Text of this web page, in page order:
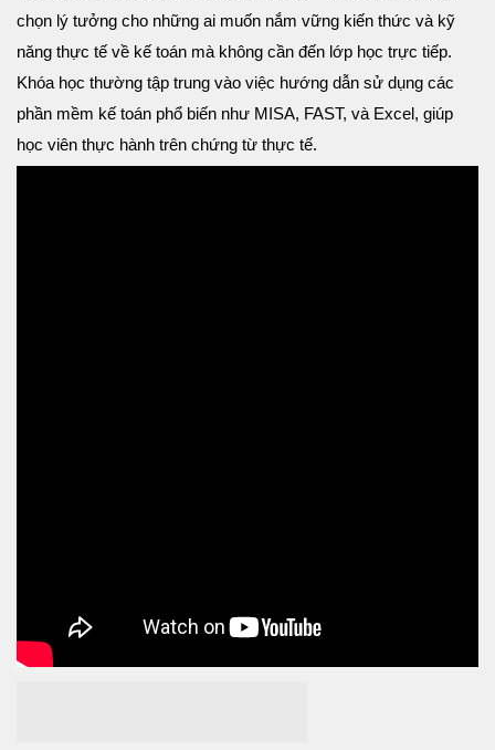
chọn lý tưởng cho những ai muốn nắm vững kiến thức và kỹ
năng thực tế về kế toán mà không cần đến lớp học trực tiếp.
Khóa học thường tập trung vào việc hướng dẫn sử dụng các
phần mềm kế toán phổ biến như MISA, FAST, và Excel, giúp
học viên thực hành trên chứng từ thực tế.